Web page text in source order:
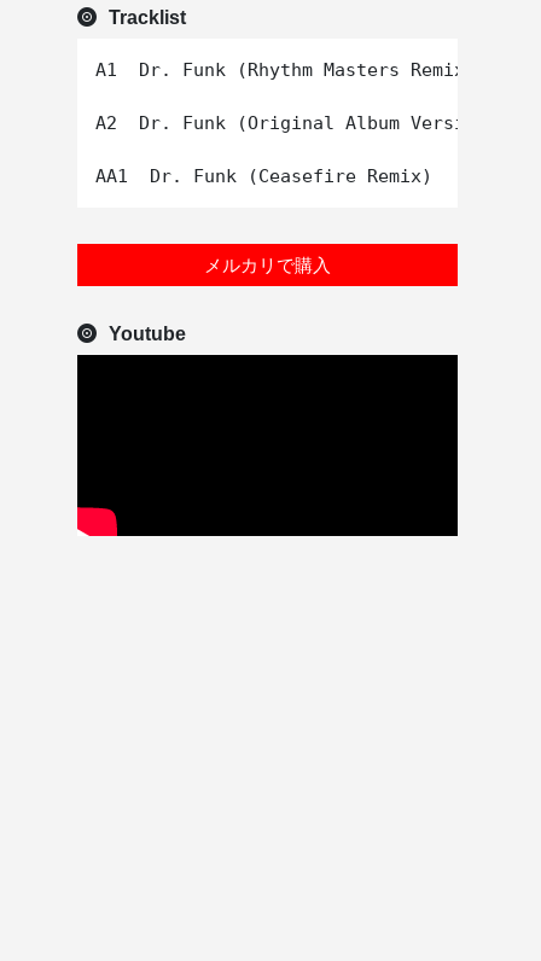
Tracklist
A1  Dr. Funk (Rhythm Masters Remix)
A2  Dr. Funk (Original Album Version)
メルカリで購入
Youtube